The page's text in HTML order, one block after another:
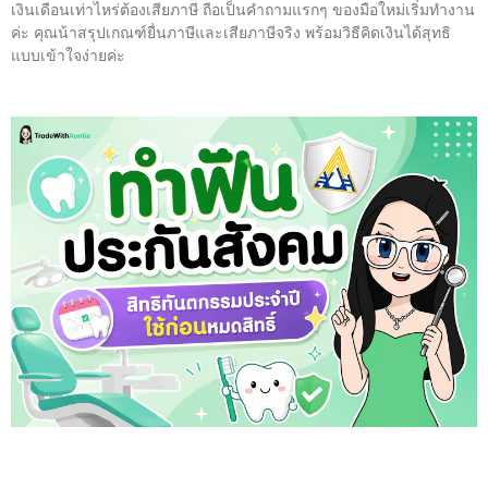
เงินเดือนเท่าไหร่ต้องเสียภาษี ถือเป็นคำถามแรกๆ ของมือใหม่เริ่มทำงาน
ค่ะ คุณน้าสรุปเกณฑ์ยื่นภาษีและเสียภาษีจริง พร้อมวิธีคิดเงินได้สุทธิ
แบบเข้าใจง่ายค่ะ